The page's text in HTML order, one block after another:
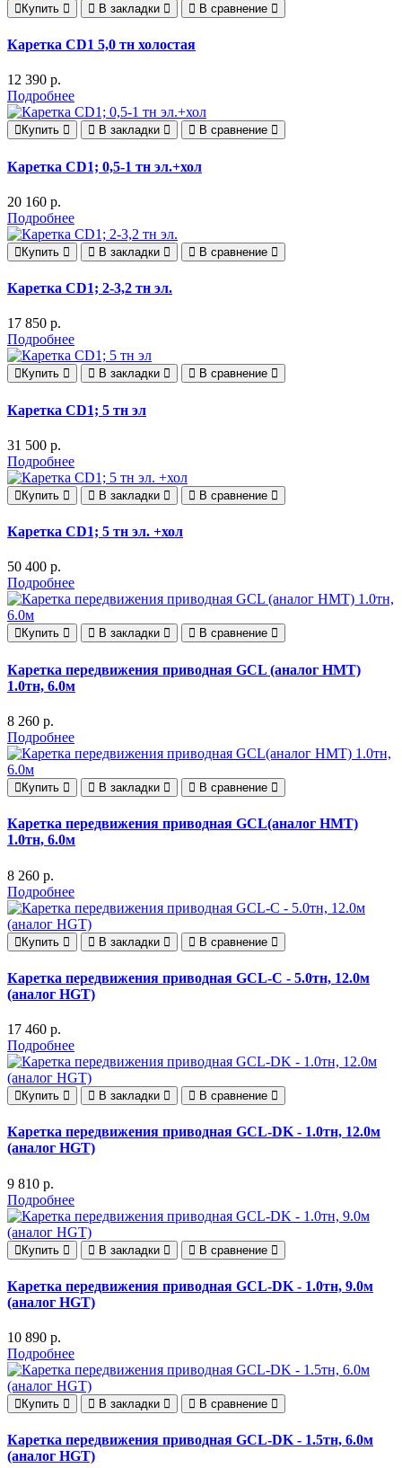
Купить В закладки В сравнение
Каретка CD1 5,0 тн холостая
12 390 р.
Подробнее
Купить В закладки В сравнение
Каретка CD1; 0,5-1 тн эл.+хол
20 160 р.
Подробнее
Купить В закладки В сравнение
Каретка CD1; 2-3,2 тн эл.
17 850 р.
Подробнее
Купить В закладки В сравнение
Каретка CD1; 5 тн эл
31 500 р.
Подробнее
Купить В закладки В сравнение
Каретка CD1; 5 тн эл. +хол
50 400 р.
Подробнее
Купить В закладки В сравнение
Каретка передвижения приводная GCL (аналог HMT)
1.0тн, 6.0м
8 260 р.
Подробнее
Купить В закладки В сравнение
Каретка передвижения приводная GCL(аналог HMT)
1.0тн, 6.0м
8 260 р.
Подробнее
Купить В закладки В сравнение
Каретка передвижения приводная GCL-C - 5.0тн, 12.0м
(аналог HGT)
17 460 р.
Подробнее
Купить В закладки В сравнение
Каретка передвижения приводная GCL-DK - 1.0тн, 12.0м
(аналог HGT)
9 810 р.
Подробнее
Купить В закладки В сравнение
Каретка передвижения приводная GCL-DK - 1.0тн, 9.0м
(аналог HGT)
10 890 р.
Подробнее
Купить В закладки В сравнение
Каретка передвижения приводная GCL-DK - 1.5тн, 6.0м
(аналог HGT)